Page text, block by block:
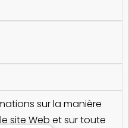
sur la manière
site Web et sur toute